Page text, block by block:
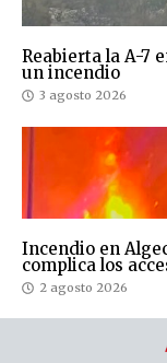
Reabierta la A-7
un incendio
3 agosto 2026
Incendio en
complica los
2 agosto 2026